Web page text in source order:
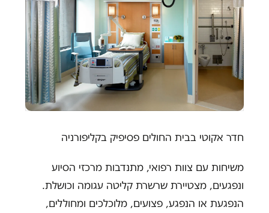
חדר אקוטי בבית החולים פסיפיק בקליפורניה
משיחות עם צוות רפואי, מתנדבות מרכזי הסיוע
ונפגעים, מצטיירת שרשרת קליטה עגומה וכושלת.
הנפגעת או הנפגע, פצועים, מלוכלכים ומחוללים,